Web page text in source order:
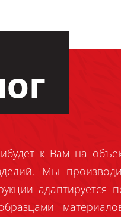
к Вам на
Мы
адаптируется